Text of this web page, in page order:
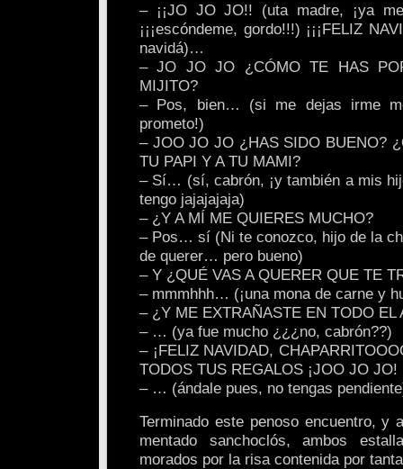
– ¡¡JO JO JO!! (uta madre, ¡ya
¡¡¡escóndeme, gordo!!!) ¡¡¡FELIZ
navidá)…
– JO JO JO ¿CÓMO TE HAS
MIJITO?
– Pos, bien… (si me dejas irme
prometo!)
– JOO JO JO ¿HAS SIDO BUENO?
TU PAPI Y A TU MAMI?
– Sí… (sí, cabrón, ¡y también a mis
tengo jajajajaja)
– ¿Y A MÍ ME QUIERES MUCHO?
– Pos… sí (Ni te conozco, hijo de la
de querer… pero bueno)
– Y ¿QUÉ VAS A QUERER QUE TE
– mmmhhh… (¡una mona de carne y
– ¿Y ME EXTRAÑASTE EN TODO EL
– … (ya fue mucho ¿¿¿no, cabrón??)
– ¡FELIZ NAVIDAD,
TODOS TUS REGALOS ¡JOO JO JO!
– … (ándale pues, no tengas
Terminado este penoso encuentro, y
mentado sanchoclós, ambos
morados por la risa contenida por